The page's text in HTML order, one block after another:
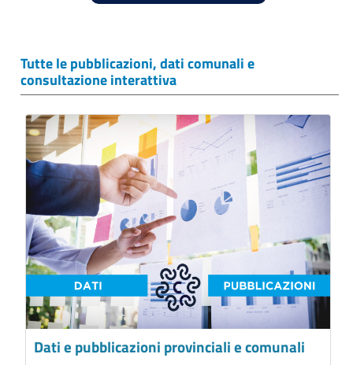
Tutte le pubblicazioni, dati comunali e
consultazione interattiva
Dati e pubblicazioni provinciali e comunali